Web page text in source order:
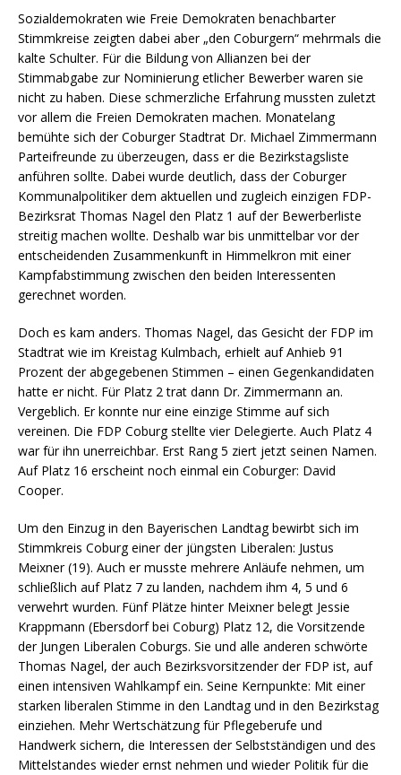
Sozialdemokraten wie Freie Demokraten benachbarter
Stimmkreise zeigten dabei aber „den Coburgern“ mehrmals die
kalte Schulter. Für die Bildung von Allianzen bei der
Stimmabgabe zur Nominierung etlicher Bewerber waren sie
nicht zu haben. Diese schmerzliche Erfahrung mussten zuletzt
vor allem die Freien Demokraten machen. Monatelang
bemühte sich der Coburger Stadtrat Dr. Michael Zimmermann
Parteifreunde zu überzeugen, dass er die Bezirkstagsliste
anführen sollte. Dabei wurde deutlich, dass der Coburger
Kommunalpolitiker dem aktuellen und zugleich einzigen FDP-
Bezirksrat Thomas Nagel den Platz 1 auf der Bewerberliste
streitig machen wollte. Deshalb war bis unmittelbar vor der
entscheidenden Zusammenkunft in Himmelkron mit einer
Kampfabstimmung zwischen den beiden Interessenten
gerechnet worden.
Doch es kam anders. Thomas Nagel, das Gesicht der FDP im
Stadtrat wie im Kreistag Kulmbach, erhielt auf Anhieb 91
Prozent der abgegebenen Stimmen – einen Gegenkandidaten
hatte er nicht. Für Platz 2 trat dann Dr. Zimmermann an.
Vergeblich. Er konnte nur eine einzige Stimme auf sich
vereinen. Die FDP Coburg stellte vier Delegierte. Auch Platz 4
war für ihn unerreichbar. Erst Rang 5 ziert jetzt seinen Namen.
Auf Platz 16 erscheint noch einmal ein Coburger: David
Cooper.
Um den Einzug in den Bayerischen Landtag bewirbt sich im
Stimmkreis Coburg einer der jüngsten Liberalen: Justus
Meixner (19). Auch er musste mehrere Anläufe nehmen, um
schließlich auf Platz 7 zu landen, nachdem ihm 4, 5 und 6
verwehrt wurden. Fünf Plätze hinter Meixner belegt Jessie
Krappmann (Ebersdorf bei Coburg) Platz 12, die Vorsitzende
der Jungen Liberalen Coburgs. Sie und alle anderen schwörte
Thomas Nagel, der auch Bezirksvorsitzender der FDP ist, auf
einen intensiven Wahlkampf ein. Seine Kernpunkte: Mit einer
starken liberalen Stimme in den Landtag und in den Bezirkstag
einziehen. Mehr Wertschätzung für Pflegeberufe und
Handwerk sichern, die Interessen der Selbstständigen und des
Mittelstandes wieder ernst nehmen und wieder Politik für die